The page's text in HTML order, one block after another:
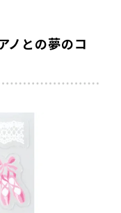
ノとの夢のコ